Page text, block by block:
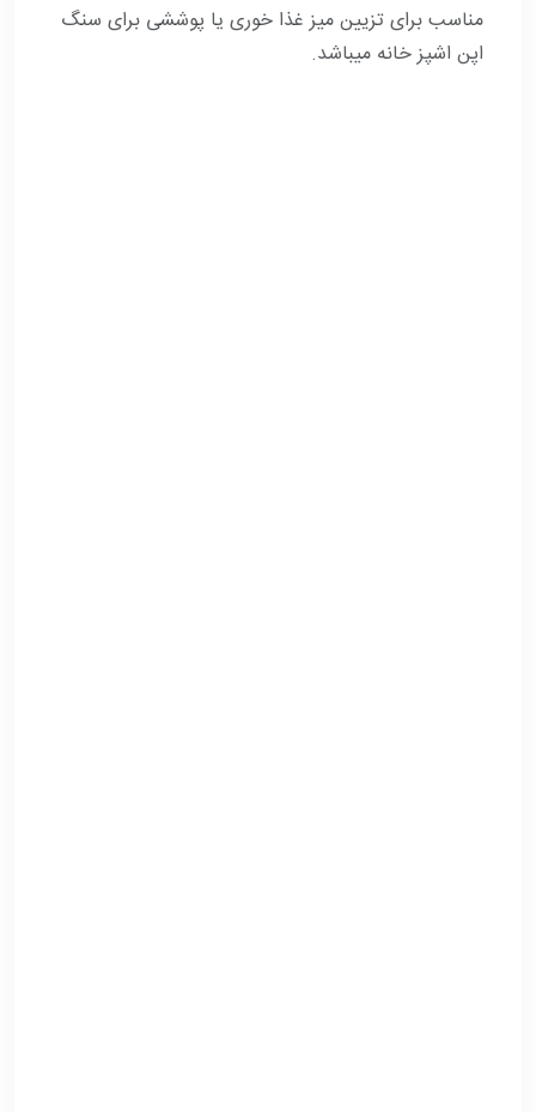
مناسب برای تزیین میز غذا خوری یا پوششی برای سنگ
اپن اشپز خانه میباشد.